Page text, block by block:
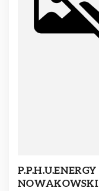
P.P.H.U.ENERGY
NOWAKOWSKI